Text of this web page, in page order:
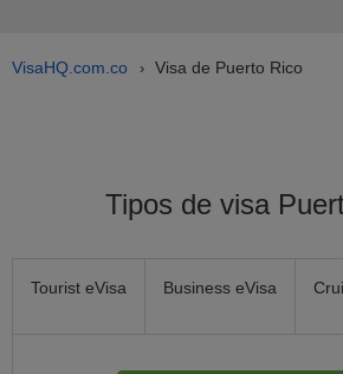
VisaHQ.com.co › Visa de Puerto Rico
Tipos de visa
Tourist eVisa Business eVisa